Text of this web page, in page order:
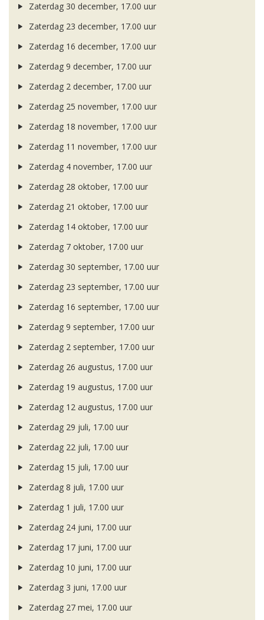
Zaterdag 30 december, 17.00 uur
Zaterdag 23 december, 17.00 uur
Zaterdag 16 december, 17.00 uur
Zaterdag 9 december, 17.00 uur
Zaterdag 2 december, 17.00 uur
Zaterdag 25 november, 17.00 uur
Zaterdag 18 november, 17.00 uur
Zaterdag 11 november, 17.00 uur
Zaterdag 4 november, 17.00 uur
Zaterdag 28 oktober, 17.00 uur
Zaterdag 21 oktober, 17.00 uur
Zaterdag 14 oktober, 17.00 uur
Zaterdag 7 oktober, 17.00 uur
Zaterdag 30 september, 17.00 uur
Zaterdag 23 september, 17.00 uur
Zaterdag 16 september, 17.00 uur
Zaterdag 9 september, 17.00 uur
Zaterdag 2 september, 17.00 uur
Zaterdag 26 augustus, 17.00 uur
Zaterdag 19 augustus, 17.00 uur
Zaterdag 12 augustus, 17.00 uur
Zaterdag 29 juli, 17.00 uur
Zaterdag 22 juli, 17.00 uur
Zaterdag 15 juli, 17.00 uur
Zaterdag 8 juli, 17.00 uur
Zaterdag 1 juli, 17.00 uur
Zaterdag 24 juni, 17.00 uur
Zaterdag 17 juni, 17.00 uur
Zaterdag 10 juni, 17.00 uur
Zaterdag 3 juni, 17.00 uur
Zaterdag 27 mei, 17.00 uur